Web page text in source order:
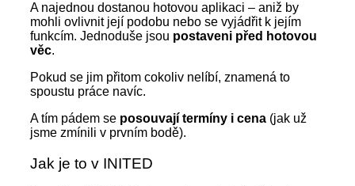
A najednou dostanou hotovou aplikaci – aniž by
mohli ovlivnit její podobu nebo se vyjádřit k jejím
funkcím. Jednoduše jsou postaveni před hotovou
věc.
Pokud se jim přitom cokoliv nelíbí, znamená to
spoustu práce navíc.
A tím pádem se posouvají termíny i cena (jak už
jsme zmínili v prvním bodě).
Jak je to v INITED